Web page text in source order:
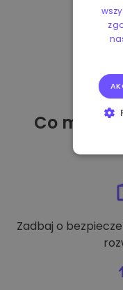
Co mogę
Zadbaj o